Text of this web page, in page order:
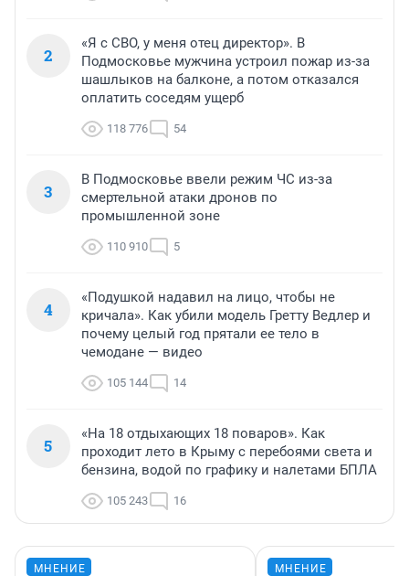
2
«Я с СВО, у меня отец директор». В
Подмосковье мужчина устроил пожар из-за
шашлыков на балконе, а потом отказался
оплатить соседям ущерб
118 776 54
3
В Подмосковье ввели режим ЧС из-за
смертельной атаки дронов по
промышленной зоне
110 910 5
4
«Подушкой надавил на лицо, чтобы не
кричала». Как убили модель Гретту Ведлер и
почему целый год прятали ее тело в
чемодане — видео
105 144 14
5
«На 18 отдыхающих 18 поваров». Как
проходит лето в Крыму с перебоями света и
бензина, водой по графику и налетами БПЛА
105 243 16
МНЕНИЕ МНЕНИЕ